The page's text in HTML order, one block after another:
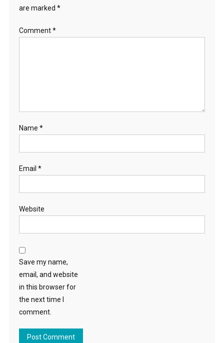
are marked *
Comment*
Name *
Email *
Website
Save my name,
email, and website
in this browser for
the next time I
comment.